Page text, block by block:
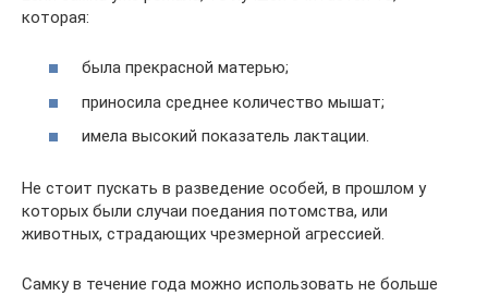
которая:
была прекрасной матерью;
приносила среднее количество мышат;
имела высокий показатель лактации.
Не стоит пускать в разведение особей, в прошлом у
которых были случаи поедания потомства, или
животных, страдающих чрезмерной агрессией.
Самку в течение года можно использовать не больше